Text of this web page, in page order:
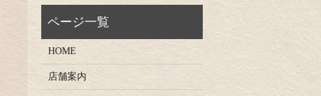
HOME
店舗案内